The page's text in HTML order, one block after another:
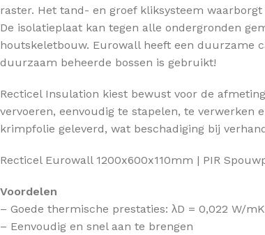
DAKISOLATIE
Hellend dak isolatie
Betonvloer
Houtenvloer
Wandisolatie
raster. Het tand- en groef kliksysteem
De isolatieplaat kan tegen alle ondergronden
houtskeletbouw. Eurowall heeft een duurzame
duurzaam beheerde bossen is gebruikt!
Recticel Insulation kiest bewust voor de
vervoeren, eenvoudig te stapelen, te
krimpfolie geleverd, wat beschadiging bij
Recticel Eurowall 1200x600x110mm | PIR
Voordelen
– Goede thermische prestaties: λD = 0,022 W/mK
– Eenvoudig en snel aan te brengen